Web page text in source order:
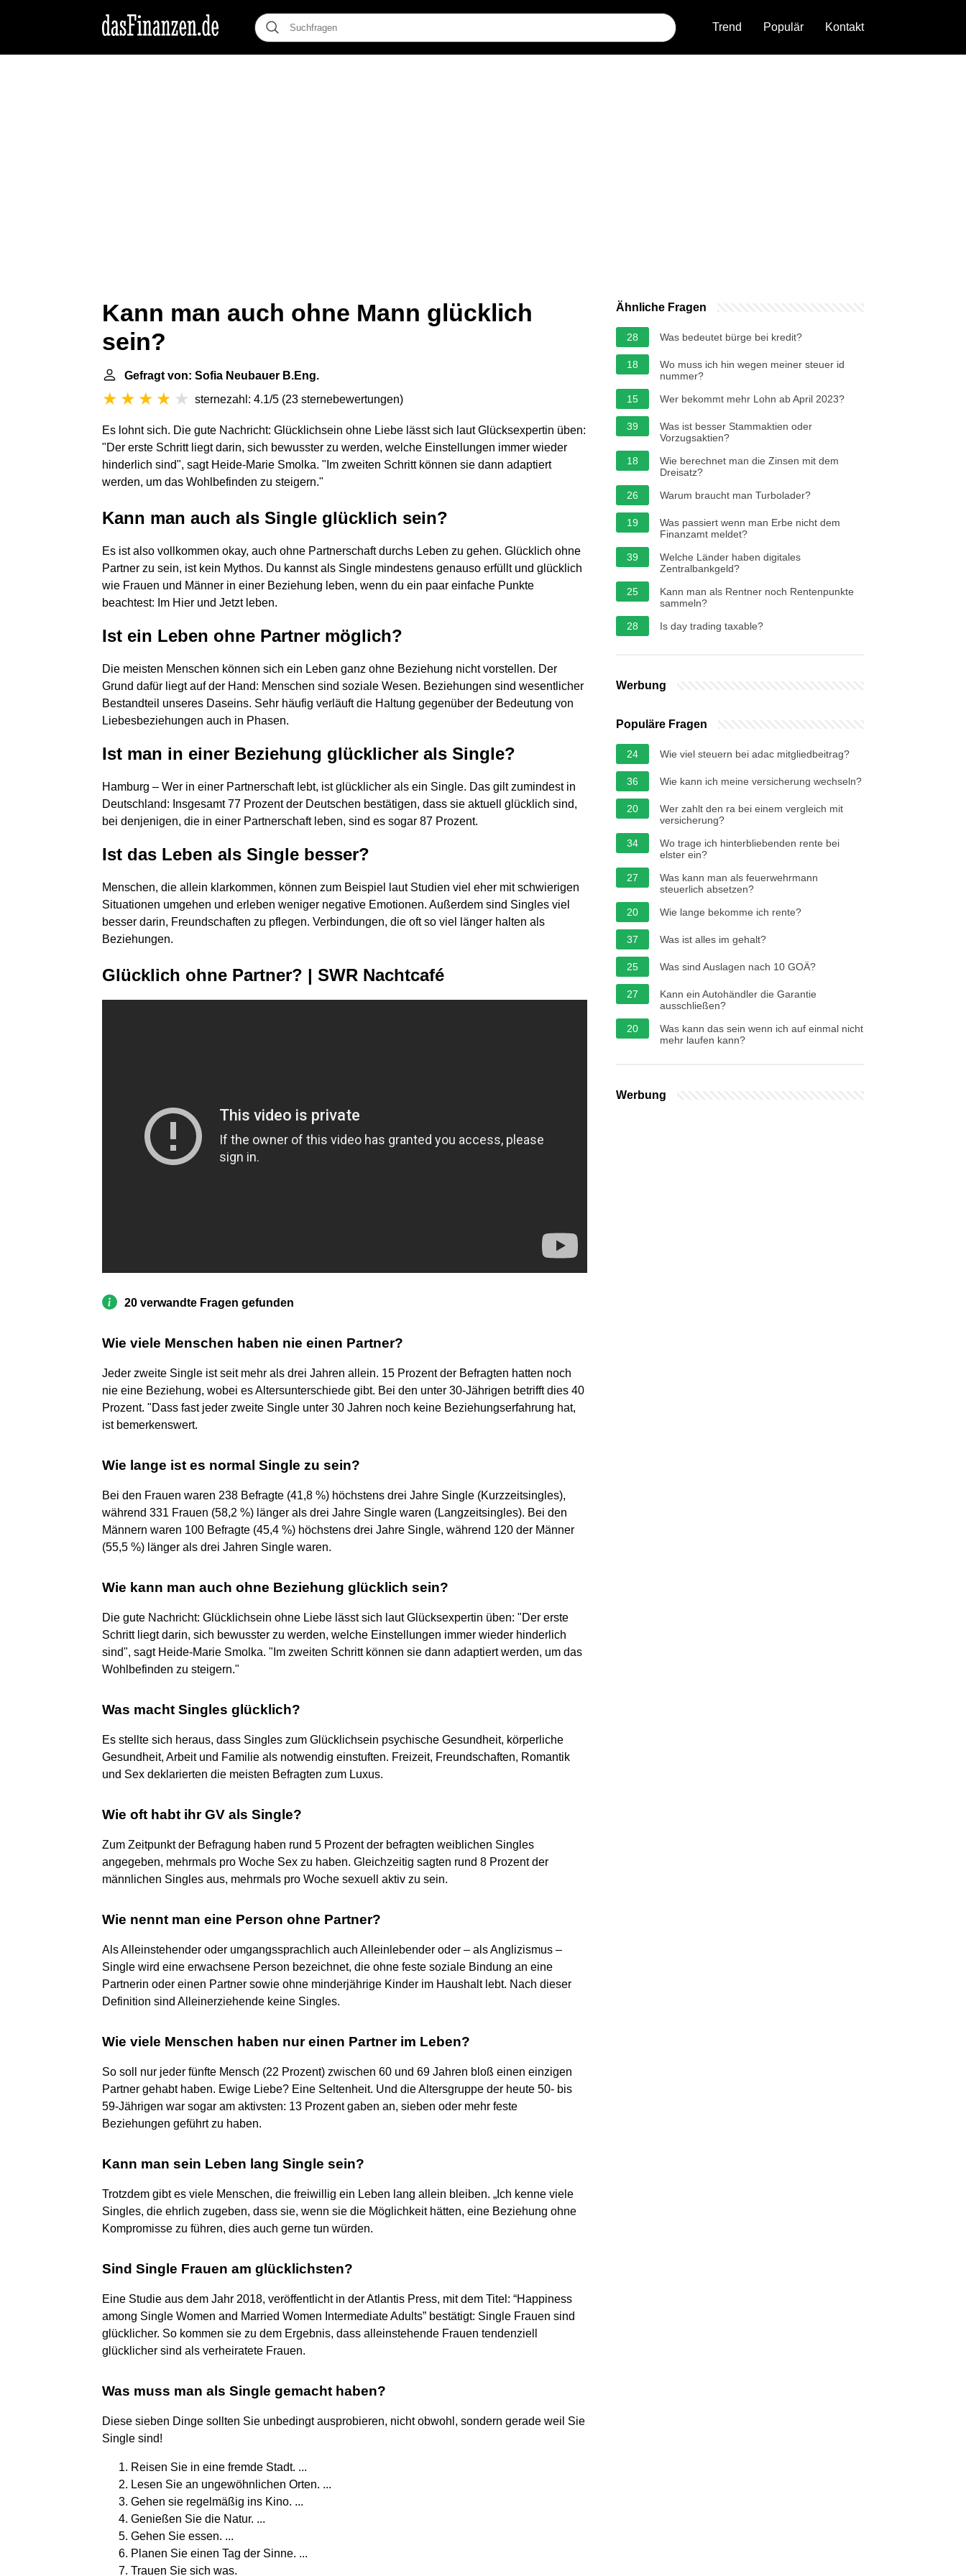
Trend Populär Kontakt
Kann man auch ohne Mann glücklich
sein?
Gefragt von: Sofia Neubauer B.Eng.
sternezahl: 4.1/5 (23 sternebewertungen)
Es lohnt sich. Die gute Nachricht: Glücklichsein ohne Liebe lässt sich laut Glücksexpertin üben:
"Der erste Schritt liegt darin, sich bewusster zu werden, welche Einstellungen immer wieder
hinderlich sind", sagt Heide-Marie Smolka. "Im zweiten Schritt können sie dann adaptiert
werden, um das Wohlbefinden zu steigern."
Kann man auch als Single glücklich sein?
Es ist also vollkommen okay, auch ohne Partnerschaft durchs Leben zu gehen. Glücklich ohne
Partner zu sein, ist kein Mythos. Du kannst als Single mindestens genauso erfüllt und glücklich
wie Frauen und Männer in einer Beziehung leben, wenn du ein paar einfache Punkte
beachtest: Im Hier und Jetzt leben.
Ist ein Leben ohne Partner möglich?
Die meisten Menschen können sich ein Leben ganz ohne Beziehung nicht vorstellen. Der
Grund dafür liegt auf der Hand: Menschen sind soziale Wesen. Beziehungen sind wesentlicher
Bestandteil unseres Daseins. Sehr häufig verläuft die Haltung gegenüber der Bedeutung von
Liebesbeziehungen auch in Phasen.
Ist man in einer Beziehung glücklicher als Single?
Hamburg – Wer in einer Partnerschaft lebt, ist glücklicher als ein Single. Das gilt zumindest in
Deutschland: Insgesamt 77 Prozent der Deutschen bestätigen, dass sie aktuell glücklich sind,
bei denjenigen, die in einer Partnerschaft leben, sind es sogar 87 Prozent.
Ist das Leben als Single besser?
Menschen, die allein klarkommen, können zum Beispiel laut Studien viel eher mit schwierigen
Situationen umgehen und erleben weniger negative Emotionen. Außerdem sind Singles viel
besser darin, Freundschaften zu pflegen. Verbindungen, die oft so viel länger halten als
Beziehungen.
Glücklich ohne Partner? | SWR Nachtcafé
20 verwandte Fragen gefunden
Wie viele Menschen haben nie einen Partner?
Jeder zweite Single ist seit mehr als drei Jahren allein. 15 Prozent der Befragten hatten noch
nie eine Beziehung, wobei es Altersunterschiede gibt. Bei den unter 30-Jährigen betrifft dies 40
Prozent. "Dass fast jeder zweite Single unter 30 Jahren noch keine Beziehungserfahrung hat,
ist bemerkenswert.
Wie lange ist es normal Single zu sein?
Bei den Frauen waren 238 Befragte (41,8 %) höchstens drei Jahre Single (Kurzzeitsingles),
während 331 Frauen (58,2 %) länger als drei Jahre Single waren (Langzeitsingles). Bei den
Männern waren 100 Befragte (45,4 %) höchstens drei Jahre Single, während 120 der Männer
(55,5 %) länger als drei Jahren Single waren.
Wie kann man auch ohne Beziehung glücklich sein?
Die gute Nachricht: Glücklichsein ohne Liebe lässt sich laut Glücksexpertin üben: "Der erste
Schritt liegt darin, sich bewusster zu werden, welche Einstellungen immer wieder hinderlich
sind", sagt Heide-Marie Smolka. "Im zweiten Schritt können sie dann adaptiert werden, um das
Wohlbefinden zu steigern."
Was macht Singles glücklich?
Es stellte sich heraus, dass Singles zum Glücklichsein psychische Gesundheit, körperliche
Gesundheit, Arbeit und Familie als notwendig einstuften. Freizeit, Freundschaften, Romantik
und Sex deklarierten die meisten Befragten zum Luxus.
Wie oft habt ihr GV als Single?
Zum Zeitpunkt der Befragung haben rund 5 Prozent der befragten weiblichen Singles
angegeben, mehrmals pro Woche Sex zu haben. Gleichzeitig sagten rund 8 Prozent der
männlichen Singles aus, mehrmals pro Woche sexuell aktiv zu sein.
Wie nennt man eine Person ohne Partner?
Als Alleinstehender oder umgangssprachlich auch Alleinlebender oder – als Anglizismus –
Single wird eine erwachsene Person bezeichnet, die ohne feste soziale Bindung an eine
Partnerin oder einen Partner sowie ohne minderjährige Kinder im Haushalt lebt. Nach dieser
Definition sind Alleinerziehende keine Singles.
Wie viele Menschen haben nur einen Partner im Leben?
So soll nur jeder fünfte Mensch (22 Prozent) zwischen 60 und 69 Jahren bloß einen einzigen
Partner gehabt haben. Ewige Liebe? Eine Seltenheit. Und die Altersgruppe der heute 50- bis
59-Jährigen war sogar am aktivsten: 13 Prozent gaben an, sieben oder mehr feste
Beziehungen geführt zu haben.
Kann man sein Leben lang Single sein?
Trotzdem gibt es viele Menschen, die freiwillig ein Leben lang allein bleiben. „Ich kenne viele
Singles, die ehrlich zugeben, dass sie, wenn sie die Möglichkeit hätten, eine Beziehung ohne
Kompromisse zu führen, dies auch gerne tun würden.
Sind Single Frauen am glücklichsten?
Eine Studie aus dem Jahr 2018, veröffentlicht in der Atlantis Press, mit dem Titel: “Happiness
among Single Women and Married Women Intermediate Adults” bestätigt: Single Frauen sind
glücklicher. So kommen sie zu dem Ergebnis, dass alleinstehende Frauen tendenziell
glücklicher sind als verheiratete Frauen.
Was muss man als Single gemacht haben?
Diese sieben Dinge sollten Sie unbedingt ausprobieren, nicht obwohl, sondern gerade weil Sie
Single sind!
Reisen Sie in eine fremde Stadt. ...
Lesen Sie an ungewöhnlichen Orten. ...
Gehen sie regelmäßig ins Kino. ...
Genießen Sie die Natur. ...
Gehen Sie essen. ...
Planen Sie einen Tag der Sinne. ...
Trauen Sie sich was.
Ähnliche Fragen
28 Was bedeutet bürge bei kredit?
18
Wo muss ich hin wegen meiner steuer id
nummer?
15
Wer bekommt mehr Lohn ab April 2023?
39
Was ist besser Stammaktien oder
Vorzugsaktien?
18
Wie berechnet man die Zinsen mit dem
Dreisatz?
26
Warum braucht man Turbolader?
19
Was passiert wenn man Erbe nicht dem
Finanzamt meldet?
39
Welche Länder haben digitales
Zentralbankgeld?
25
Kann man als Rentner noch Rentenpunkte
sammeln?
28
Is day trading taxable?
Werbung
Populäre Fragen
24 Wie viel steuern bei adac mitgliedbeitrag?
36 Wie kann ich meine versicherung wechseln?
20
Wer zahlt den ra bei einem vergleich mit
versicherung?
34
Wo trage ich hinterbliebenden rente bei
elster ein?
27
Was kann man als feuerwehrmann
steuerlich absetzen?
20
Wie lange bekomme ich rente?
37 Was ist alles im gehalt?
25 Was sind Auslagen nach 10 GOÄ?
27
Kann ein Autohändler die Garantie
ausschließen?
20
Was kann das sein wenn ich auf einmal nicht
mehr laufen kann?
Werbung